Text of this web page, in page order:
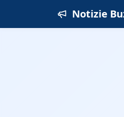
Notizie